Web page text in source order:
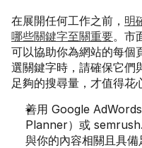
在展開任何工作之前， 明
哪些關鍵字至關重要。市
可以協助你為網站的每個
選關鍵字時，請確保它們
足夠的搜尋量，才值得花
善用 Google
Planner）或
與你的內容相關且具備